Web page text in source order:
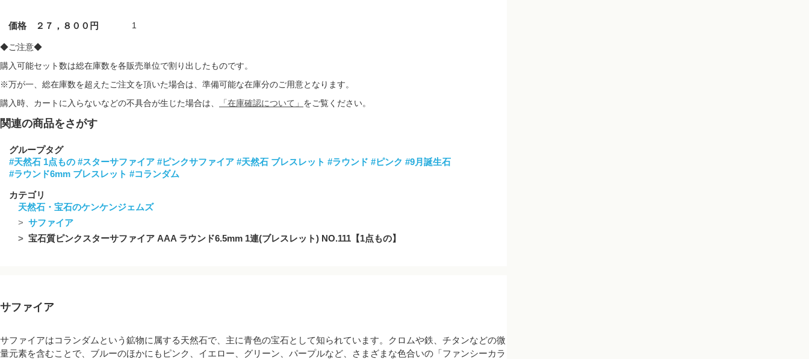
価格 ２７，８００円 1
◆ご注意◆
購入可能セット数は総在庫数を各販売単位で割り出したものです。
※万が一、総在庫数を超えたご注文を頂いた場合は、準備可能な在庫分のご用意となります。
購入時、カートに入らないなどの不具合が生じた場合は、
「在庫確認について」 をご覧ください。
関連の商品をさがす
グループタグ
#天然石 1点もの #スターサファイア #ピンクサファイア #天然石 ブレスレット #ラウンド #ピンク #9月誕生石
#ラウンド6mm ブレスレット #コランダム
カテゴリ
天然石・宝石のケンケンジェムズ
サファイア
宝石質ピンクスターサファイア AAA ラウンド6.5mm 1連(ブレスレット) NO.111【1点もの】
サファイア
サファイアはコランダムという鉱物に属する天然石で、主に青色の宝石として知られています。クロムや鉄、チタンなどの微
量元素を含むことで、ブルーのほかにもピンク、イエロー、グリーン、パープルなど、さまざまな色合いの「ファンシーカラ